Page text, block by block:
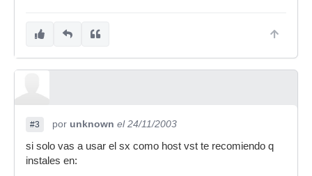
#3 por unknown el 24/11/2003
si solo vas a usar el sx como host vst te recomiendo q
instales en: